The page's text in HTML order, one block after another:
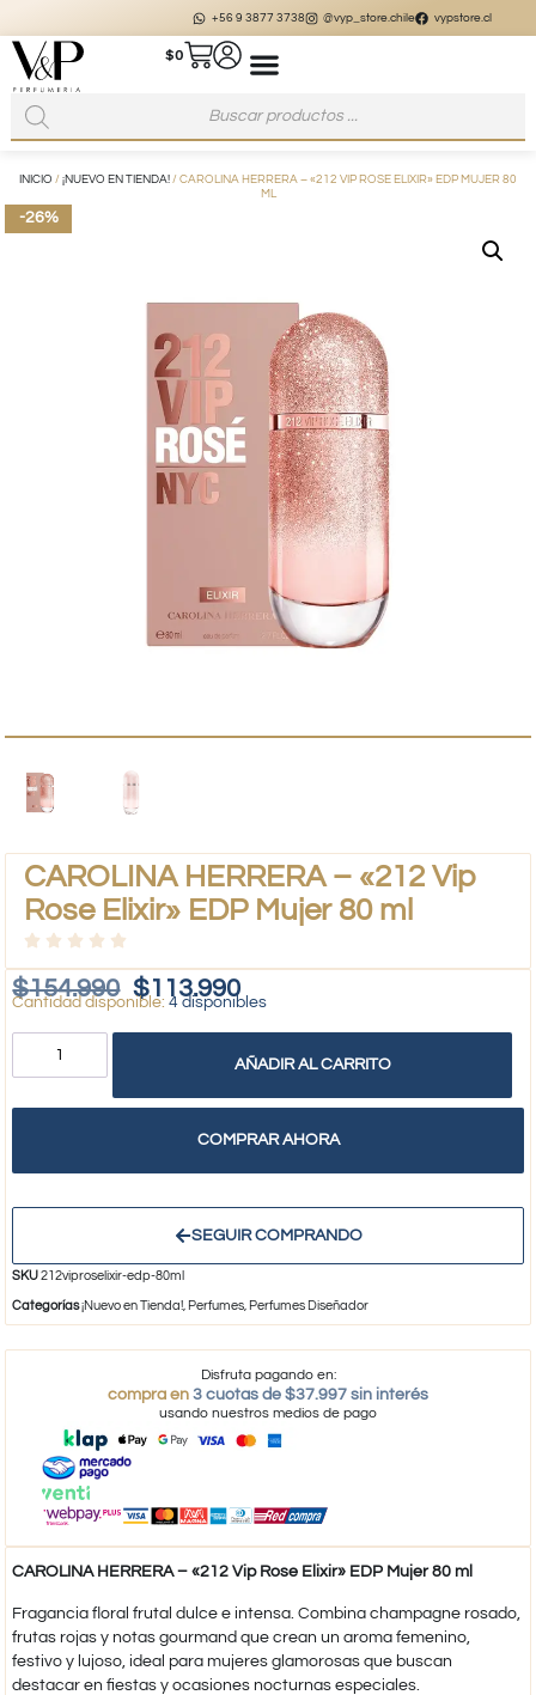
+56 9 3877 3738 @vyp_store.chile vypstore.cl
$0
INICIO / ¡NUEVO EN TIENDA! / CAROLINA HERRERA – «212 VIP ROSE ELIXIR» EDP MUJER 80
ML
-26%
CAROLINA HERRERA – «212 Vip
Rose Elixir» EDP Mujer 80 ml
$154.990 $113.990
4 disponibles
AÑADIR AL CARRITO
COMPRAR AHORA
SEGUIR COMPRANDO
SKU212viproselixir-edp-80ml
Categorías¡Nuevo en Tienda!, Perfumes, Perfumes Diseñador
Disfruta pagando en:
compra en 3 cuotas de $37.997 sin interés
usando nuestros medios de pago
CAROLINA HERRERA – «212 Vip Rose Elixir» EDP Mujer 80 ml
Fragancia floral frutal dulce e intensa. Combina champagne rosado,
frutas rojas y notas gourmand que crean un aroma femenino,
festivo y lujoso, ideal para mujeres glamorosas que buscan
destacar en fiestas y ocasiones nocturnas especiales.